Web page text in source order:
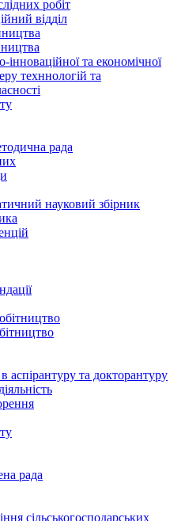
робіт
відділ
інноваційної та економічної
техннологій та
рада
науковий збірник
та докторантуру
рада
сільськогосподарських